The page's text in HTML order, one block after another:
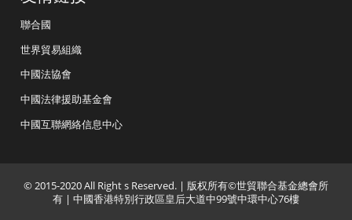
聯合國
世界貿易組織
中國法協會
中國法律援助基金會
中國互聯網絡信息中心
© 2015-2020 All Right s Reserved. | 版权所有©世貿聯合基金總會所
有 | 中國香港特別行政區皇后大道中99號中環中心76樓